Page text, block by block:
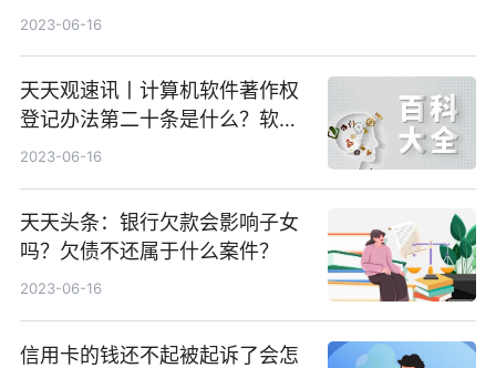
文
2023-06-16
天天观速讯丨计算机软件著作权
登记办法第二十条是什么？软件
著作权的申请流程是怎么样的？
2023-06-16
天天头条：银行欠款会影响子女
吗？欠债不还属于什么案件？
2023-06-16
信用卡的钱还不起被起诉了会怎